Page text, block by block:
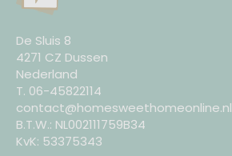
De Sluis 8
4271 CZ Dussen
Nederland
T. 06-45822114
contact@homesweethomeonline.nl
B.T.W.: NL002111759B34
KvK: 53375343